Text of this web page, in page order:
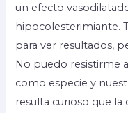
un efecto
hipocolesterimiante.
para ver resultados,
No puedo resistirme
como especie y
resulta curioso que